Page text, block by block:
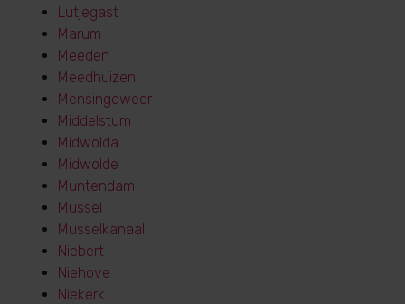
Lutjegast
Marum
Meeden
Meedhuizen
Mensingeweer
Middelstum
Midwolda
Midwolde
Muntendam
Mussel
Musselkanaal
Niebert
Niehove
Niekerk